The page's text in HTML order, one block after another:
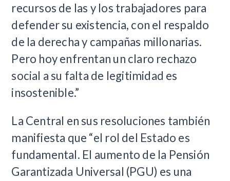
recursos de las y los trabajadores para
defender su existencia, con el respaldo
de la derecha y campañas millonarias.
Pero hoy enfrentan un claro rechazo
social a su falta de legitimidad es
insostenible.”
La Central en sus resoluciones también
manifiesta que “el rol del Estado es
fundamental. El aumento de la Pensión
Garantizada Universal (PGU) es una